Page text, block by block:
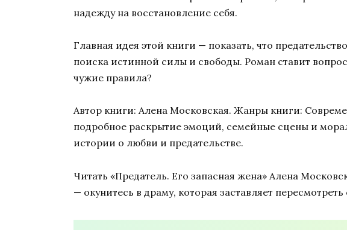
надежду на восстановление себя.
Главная идея этой книги — показать, что
поиска истинной силы и свободы. Роман ставит
чужие правила?
Автор книги: Алена Московская. Жанры книги:
подробное раскрытие эмоций, семейные сцены и
истории о любви и предательстве.
Читать «Предатель. Его запасная жена» Алена
— окунитесь в драму, которая заставляет